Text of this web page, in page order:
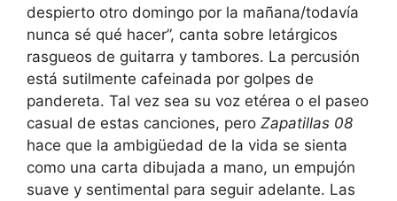
despierto otro domingo por la mañana/todavía
nunca sé qué hacer”, canta sobre letárgicos
rasgueos de guitarra y tambores. La percusión
está sutilmente cafeinada por golpes de
pandereta. Tal vez sea su voz etérea o el paseo
casual de estas canciones, pero Zapatillas 08
hace que la ambigüedad de la vida se sienta
como una carta dibujada a mano, un empujón
suave y sentimental para seguir adelante. Las